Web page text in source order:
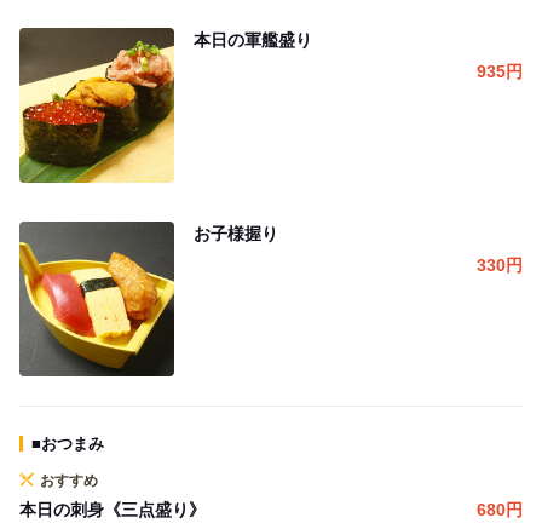
本日の軍艦盛り
935円
お子様握り
330円
■おつまみ
おすすめ
本日の刺身《三点盛り》 680円